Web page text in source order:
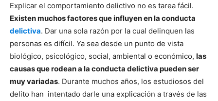
Explicar el comportamiento delictivo no es tarea fácil.
Existen muchos factores que influyen en la conducta
delictiva. Dar una sola razón por la cual delinquen las
personas es difícil. Ya sea desde un punto de vista
biológico, psicológico, social, ambiental o económico, las
causas que rodean a la conducta delictiva pueden ser
muy variadas. Durante muchos años, los estudiosos del
delito han intentado darle una explicación a través de las